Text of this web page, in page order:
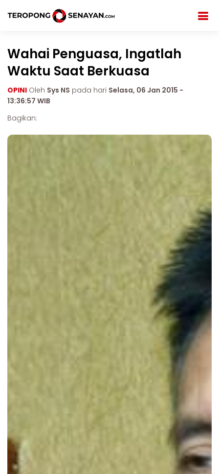
Wahai Penguasa, Ingatlah
Waktu Saat Berkuasa
OPINI Oleh Sys NS pada hari Selasa, 06 Jan 2015 -
13:36:57 WIB
Bagikan: